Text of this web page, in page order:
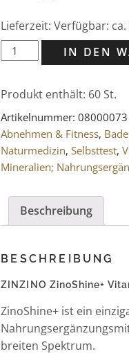
Lieferzeit: Verfügbar:
ZINZINO
ZinoShine+
D
Tabletten
Menge
IN DEN
Produkt enthält: 60 St.
Artikelnummer:08000073
Abnehmen & Fitness,
Naturmedizin,Selbsttest,
Mineralien;
Beschreibung
BESCHREIBUNG
ZINZINO ZinoShine+
ZinoShine+ ist ein
breiten Spektrum.